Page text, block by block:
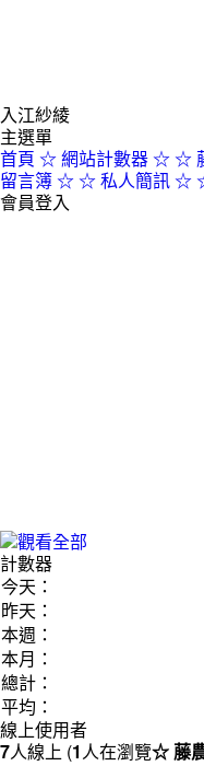
入江紗綾
主選單
首頁 ☆ 網站計數器 ☆☆
留言簿 ☆☆ 私人簡訊 ☆
會員登入
計數器
今天：
昨天：
本週：
本月：
總計：
平均：
線上使用者
7人線上 (1人在瀏覽☆ 藤